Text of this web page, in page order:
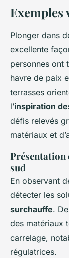
Exemples
Plonger dans
excellente
personnes ont
havre de paix
terrasses
l’inspiration
défis relevés
matériaux et
Présentation
sud
En observant
détecter les
surchauffe.
des matériaux
carrelage,
régulatrices.